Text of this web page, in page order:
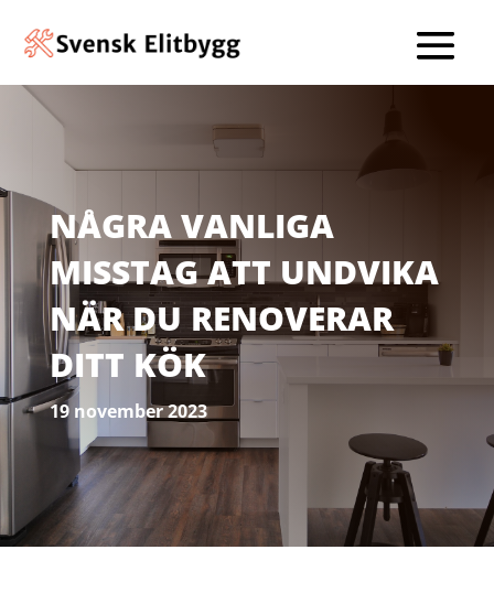
NÅGRA VANLIGA
MISSTAG ATT UNDVIKA
NÄR DU RENOVERAR
DITT KÖK
19 november 2023